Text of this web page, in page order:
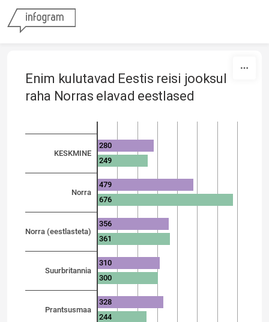
Enim kulutavad Eestis reisi jooksul
raha Norras elavad eestlased
KESKMINE
Norra
Norra (eestlasteta)
Suurbritannia
Prantsusmaa
280
249
479
676
356
361
310
300
328
244